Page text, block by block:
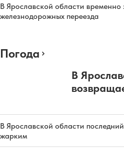
В Ярославской области временно
железнодорожных переезда
Погода
В
В Ярославской области
жарким